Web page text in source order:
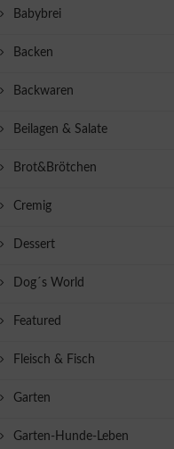
Babybrei
Backen
Backwaren
Beilagen & Salate
Brot&Brötchen
Cremig
Dessert
Dog´s World
Featured
Fleisch & Fisch
Garten
Garten-Hunde-Leben